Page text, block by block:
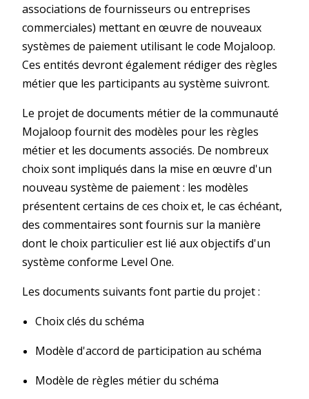
associations de fournisseurs ou entreprises
commerciales) mettant en œuvre de nouveaux
systèmes de paiement utilisant le code Mojaloop.
Ces entités devront également rédiger des règles
métier que les participants au système suivront.
Le projet de documents métier de la communauté
Mojaloop fournit des modèles pour les règles
métier et les documents associés. De nombreux
choix sont impliqués dans la mise en œuvre d'un
nouveau système de paiement : les modèles
présentent certains de ces choix et, le cas échéant,
des commentaires sont fournis sur la manière
dont le choix particulier est lié aux objectifs d'un
système conforme Level One.
Les documents suivants font partie du projet :
Choix clés du schéma
Modèle d'accord de participation au schéma
Modèle de règles métier du schéma